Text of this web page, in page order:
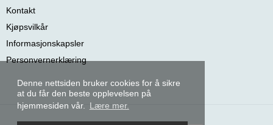
Denne nettsiden bruker cookies for å sikre
at du får den beste opplevelsen på
hjemmesiden vår.
Lære mer.
Kontakt
Kjøpsvilkår
Informasjonskapsler
Personvernerklæring